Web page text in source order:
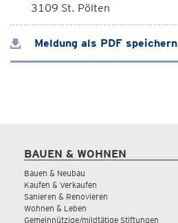
3109 St. Pölten
Meldung als PDF speichern
BAUEN & WOHNEN
Bauen & Neubau
Kaufen & Verkaufen
Sanieren & Renovieren
Wohnen & Leben
Gemeinnützige/mildtätige Stiftungen